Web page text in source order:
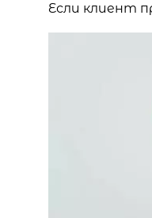
Если клиент